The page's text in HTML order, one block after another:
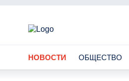
Кузбасса Пандемия
НОВОСТИ ОБЩЕСТВО